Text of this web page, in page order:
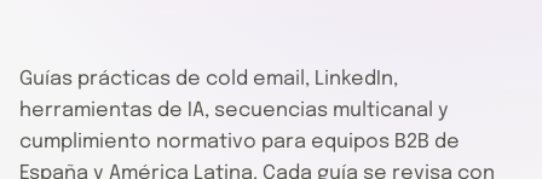
Guías prácticas de cold email, LinkedIn,
herramientas de IA, secuencias multicanal y
cumplimiento normativo para equipos B2B de
España y América Latina. Cada guía se revisa con